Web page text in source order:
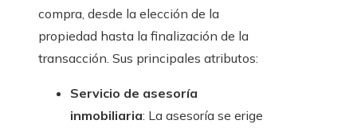
compra, desde la elección de la
propiedad hasta la finalización de la
transacción. Sus principales atributos:
Servicio de asesoría
inmobiliaria: La asesoría se erige